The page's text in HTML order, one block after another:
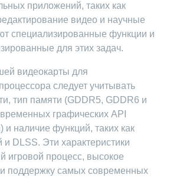
приложений, таких как
видео и научные
специализированные функции и
для этих задач.
видеокарты для
следует учитывать
тип памяти (GDDR5, GDDR6 и
графических API
и наличие функций, таких как
и DLSS. Эти характеристики
игровой процесс, высокое
и поддержку самых современных